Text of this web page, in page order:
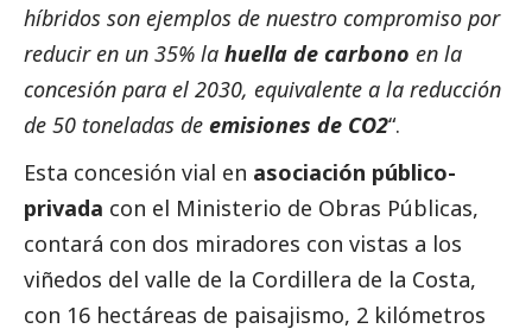
híbridos son ejemplos de nuestro compromiso por
reducir en un 35% la huella de carbono en la
concesión para el 2030, equivalente a la reducción
de 50 toneladas de emisiones de CO2“.
Esta concesión vial en asociación público-
privada con el Ministerio de Obras Públicas,
contará con dos miradores con vistas a los
viñedos del valle de la Cordillera de la Costa,
con 16 hectáreas de paisajismo, 2 kilómetros